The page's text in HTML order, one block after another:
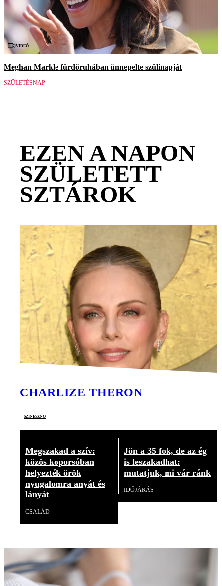
Videó
Meghan Markle fürdőruhában ünnepelte szülinapját
SZÜLETÉSNAP
EZEN A NAPON
SZÜLETETT
SZTÁROK
CHARLIZE THERON
színésznő
Megszakad a szív:
közös koporsóban
helyezték örök
nyugalomra anyát és
lányát
CSALÁD
Jön a 35 fok, de az ég
is leszakadhat:
mutatjuk, mi vár ránk
IDŐJÁRÁS